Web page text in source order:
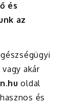
és
az
akár
oldal
és